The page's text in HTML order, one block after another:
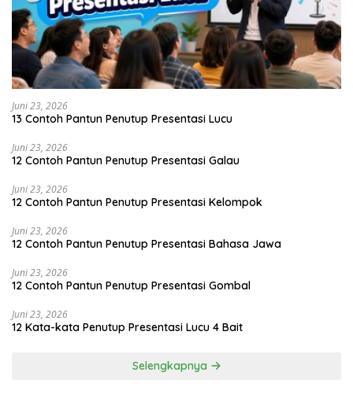
Juni 23, 2026
13 Contoh Pantun Penutup Presentasi Lucu
Juni 23, 2026
12 Contoh Pantun Penutup Presentasi Galau
Juni 23, 2026
12 Contoh Pantun Penutup Presentasi Kelompok
Juni 23, 2026
12 Contoh Pantun Penutup Presentasi Bahasa Jawa
Juni 23, 2026
12 Contoh Pantun Penutup Presentasi Gombal
Juni 23, 2026
12 Kata-kata Penutup Presentasi Lucu 4 Bait
Selengkapnya